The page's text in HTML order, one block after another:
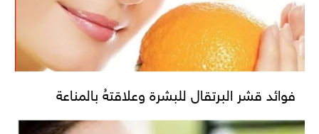
فوائد قشر البرتقال للبشرة وعلاقتهُ بالمناعة